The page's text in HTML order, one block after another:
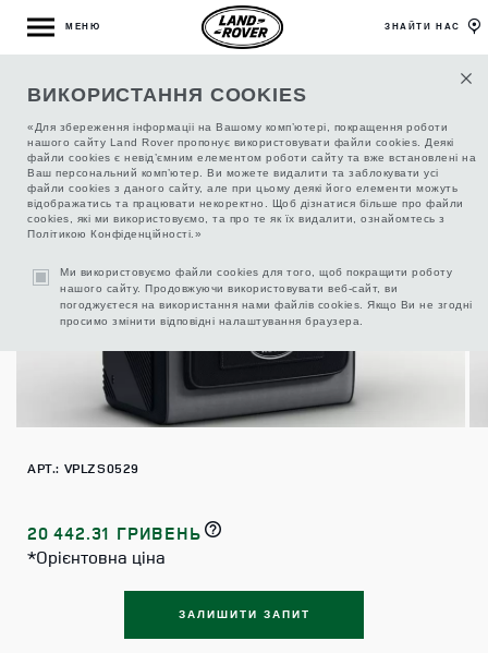
ВИКОРИСТАННЯ COOKIES
«Для збереження інформаціі на Вашому комп’ютері, покращення роботи
нашого сайту Land Rover пропонує використовувати файли cookies. Деякі
файли cookies є невід’ємним елементом роботи сайту та вже встановлені на
Ваш персональний комп’ютер. Ви можете видалити та заблокувати усі
файли cookies з даного сайту, але при цьому деякі його елементи можуть
відображатись та працювати некоректно. Щоб дізнатися більше про файли
cookies, які ми використовуємо, та про те як їх видалити, ознайомтесь з
Політикою Конфіденційності.»
Ми використовуємо файли cookies для того, щоб покращити роботу
нашого сайту. Продовжуючи використовувати веб-сайт, ви
погоджуєтеся на використання нами файлів cookies. Якщо Ви не згодні
просимо змінити відповідні налаштування браузера.
МЕНЮ ЗНАЙТИ НАС
СУМКА-ХОЛОДИЛЬНИК, ЕЛЕКТРИЧНА
АРТ.: VPLZS0529
20 442.31 ГРИВЕНЬ
*Орієнтовна ціна
ЗАЛИШИТИ ЗАПИТ